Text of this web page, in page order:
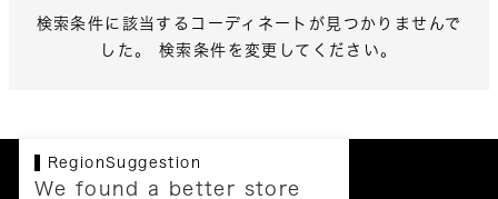
検索条件に該当するコーディネートが見つかりませんで
した。 検索条件を変更してください。
RegionSuggestion
We found a better store